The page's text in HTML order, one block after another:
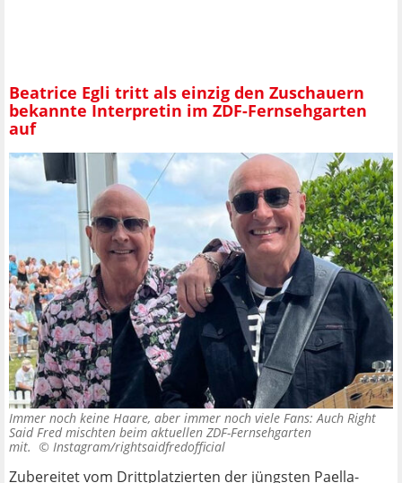
Beatrice Egli tritt als einzig den Zuschauern
bekannte Interpretin im ZDF-Fernsehgarten
auf
Immer noch keine Haare, aber immer noch viele Fans: Auch Right
Said Fred mischten beim aktuellen ZDF-Fernsehgarten
mit. © Instagram/rightsaidfredofficial
Zubereitet vom Drittplatzierten der jüngsten Paella-